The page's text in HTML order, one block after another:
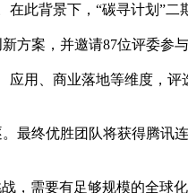
此背景下，“碳寻计划”
方案，并邀请87位评委参与
用、商业落地等维度，
最终优胜团队将获得腾讯
，需要有足够规模的全球